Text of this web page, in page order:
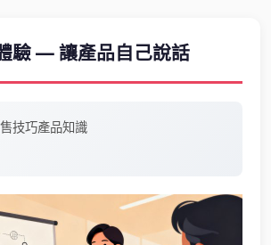
驗 — 讓產品自己說話
技巧產品知識